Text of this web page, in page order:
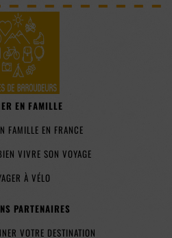
EN FAMILLE
FAMILLE EN FRANCE
VIVRE SON VOYAGE
À VÉLO
PARTENAIRES
VOTRE DESTINATION